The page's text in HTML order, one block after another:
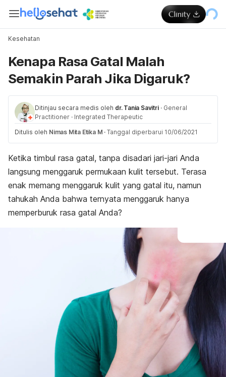
Kesehatan
Kenapa Rasa Gatal Malah
Semakin Parah Jika Digaruk?
Ditinjau secara medis oleh dr. Tania Savitri · General
Practitioner · Integrated Therapeutic
Ditulis oleh Nimas Mita Etika M · Tanggal diperbarui 10/06/2021
Ketika timbul rasa gatal, tanpa disadari jari-jari Anda
langsung menggaruk permukaan kulit tersebut. Terasa
enak memang menggaruk kulit yang gatal itu, namun
tahukah Anda bahwa ternyata menggaruk hanya
memperburuk rasa gatal Anda?